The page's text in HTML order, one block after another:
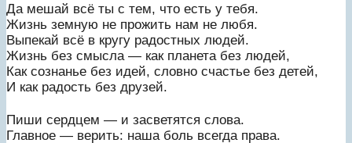
Да мешай всё ты с тем, что есть у тебя.
Жизнь земную не прожить нам не любя.
Выпекай всё в кругу радостных людей.
Жизнь без смысла — как планета без людей,
Как сознанье без идей, словно счастье без детей,
И как радость без друзей.
Пиши сердцем — и засветятся слова.
Главное — верить: наша боль всегда права.